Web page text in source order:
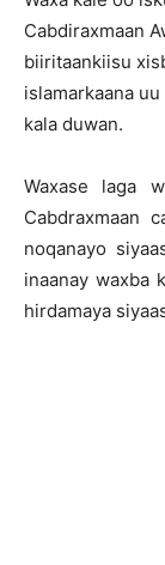
Cabdiraxmaan
biiritaankiisu
islamarkaana
kala duwan.
Waxase laga
Cabdraxmaan
noqanayo
inaanay waxba
hirdamaya